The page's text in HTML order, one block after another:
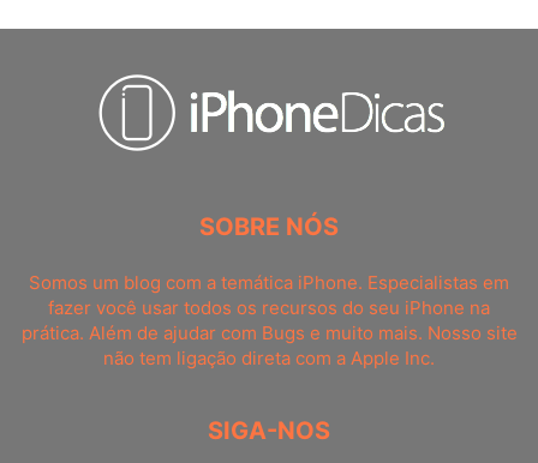
SOBRE NÓS
Somos um blog com a temática iPhone. Especialistas em
fazer você usar todos os recursos do seu iPhone na
prática. Além de ajudar com Bugs e muito mais. Nosso site
não tem ligação direta com a Apple Inc.
SIGA-NOS